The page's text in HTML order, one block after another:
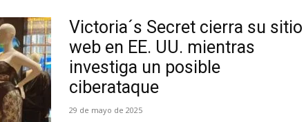
Victoria´s Secret cierra su sitio
web en EE. UU. mientras
investiga un posible
ciberataque
29 de mayo de 2025